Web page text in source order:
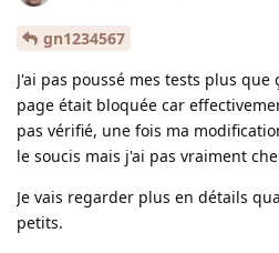
gn1234567
J'ai pas poussé mes tests plus que
page était bloquée car
pas vérifié, une fois ma
le soucis mais j'ai pas vraiment
Je vais regarder plus en détails
petits.